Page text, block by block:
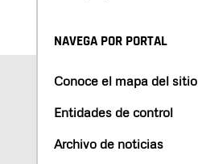
NAVEGA POR PORTAL
Conoce el mapa del sitio
Entidades de control
Archivo de noticias